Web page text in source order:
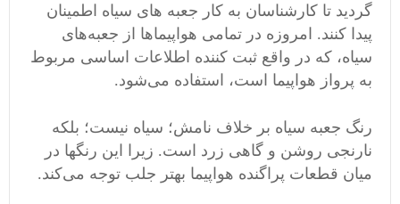
گردید تا کارشناسان به کار جعبه‌ های سیاه اطمینان
پیدا کنند. امروزه در تمامی هواپیماها از جعبه‌های
سیاه، که در واقع ثبت کننده اطلاعات اساسی مربوط
به پرواز هواپیما است، استفاده می‌شود.
رنگ جعبه سیاه بر خلاف نامش؛ سیاه نیست؛ بلکه
نارنجی روشن و گاهی زرد است. زیرا این رنگها در
میان قطعات پراگنده هواپیما بهتر جلب توجه می‌کند.